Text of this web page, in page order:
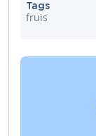
Tags
fruis